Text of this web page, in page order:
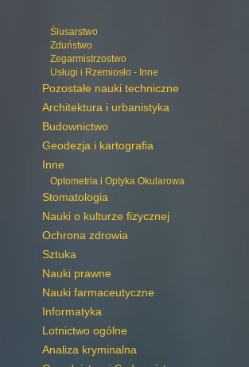
Ślusarstwo
Zduństwo
Zegarmistrzostwo
Usługi i Rzemiosło - Inne
Pozostałe nauki techniczne
Architektura i urbanistyka
Budownictwo
Geodezja i kartografia
Inne
Optometria i Optyka Okularowa
Stomatologia
Nauki o kulturze fizycznej
Ochrona zdrowia
Sztuka
Nauki prawne
Nauki farmaceutyczne
Informatyka
Lotnictwo ogólne
Analiza kryminalna